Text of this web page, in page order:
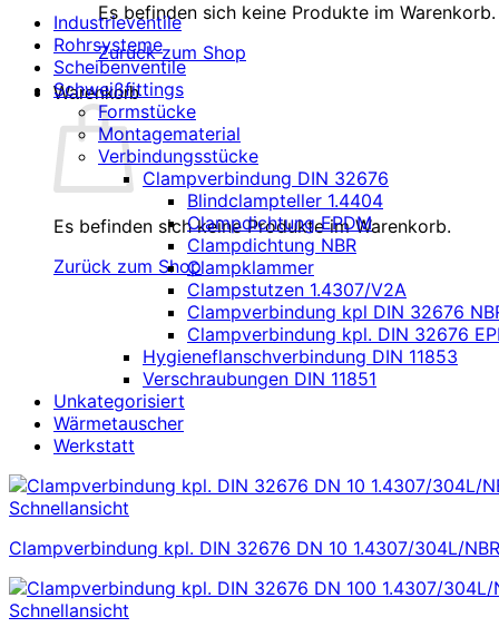
Es befinden sich keine Produkte im Warenkorb.
Zurück zum Shop
Warenkorb
Es befinden sich keine Produkte im Warenkorb.
Zurück zum Shop
Industrieventile
Rohrsysteme
Scheibenventile
Schweißfittings
Formstücke
Montagematerial
Verbindungsstücke
Clampverbindung DIN 32676
Blindclampteller 1.4404
Clampdichtung EPDM
Clampdichtung NBR
Clampklammer
Clampstutzen 1.4307/V2A
Clampverbindung kpl DIN 32676
Clampverbindung kpl. DIN 32676
Hygieneflanschverbindung DIN 11853
Verschraubungen DIN 11851
Unkategorisiert
Wärmetauscher
Werkstatt
Schnellansicht
Clampverbindung kpl. DIN 32676 DN 10 1.4307/304L/NBR
Schnellansicht